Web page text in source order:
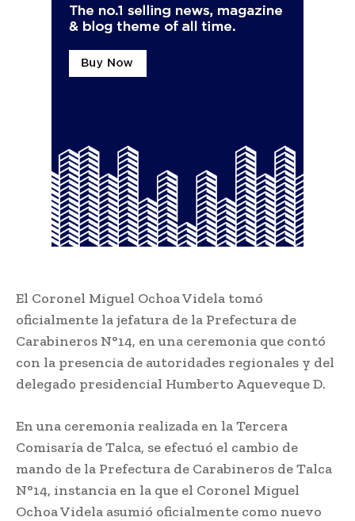
El Coronel Miguel Ochoa Videla tomó
oficialmente la jefatura de la Prefectura de
Carabineros N°14, en una ceremonia que contó
con la presencia de autoridades regionales y del
delegado presidencial Humberto Aqueveque D.
En una ceremonia realizada en la Tercera
Comisaría de Talca, se efectuó el cambio de
mando de la Prefectura de Carabineros de Talca
N°14, instancia en la que el Coronel Miguel
Ochoa Videla asumió oficialmente como nuevo